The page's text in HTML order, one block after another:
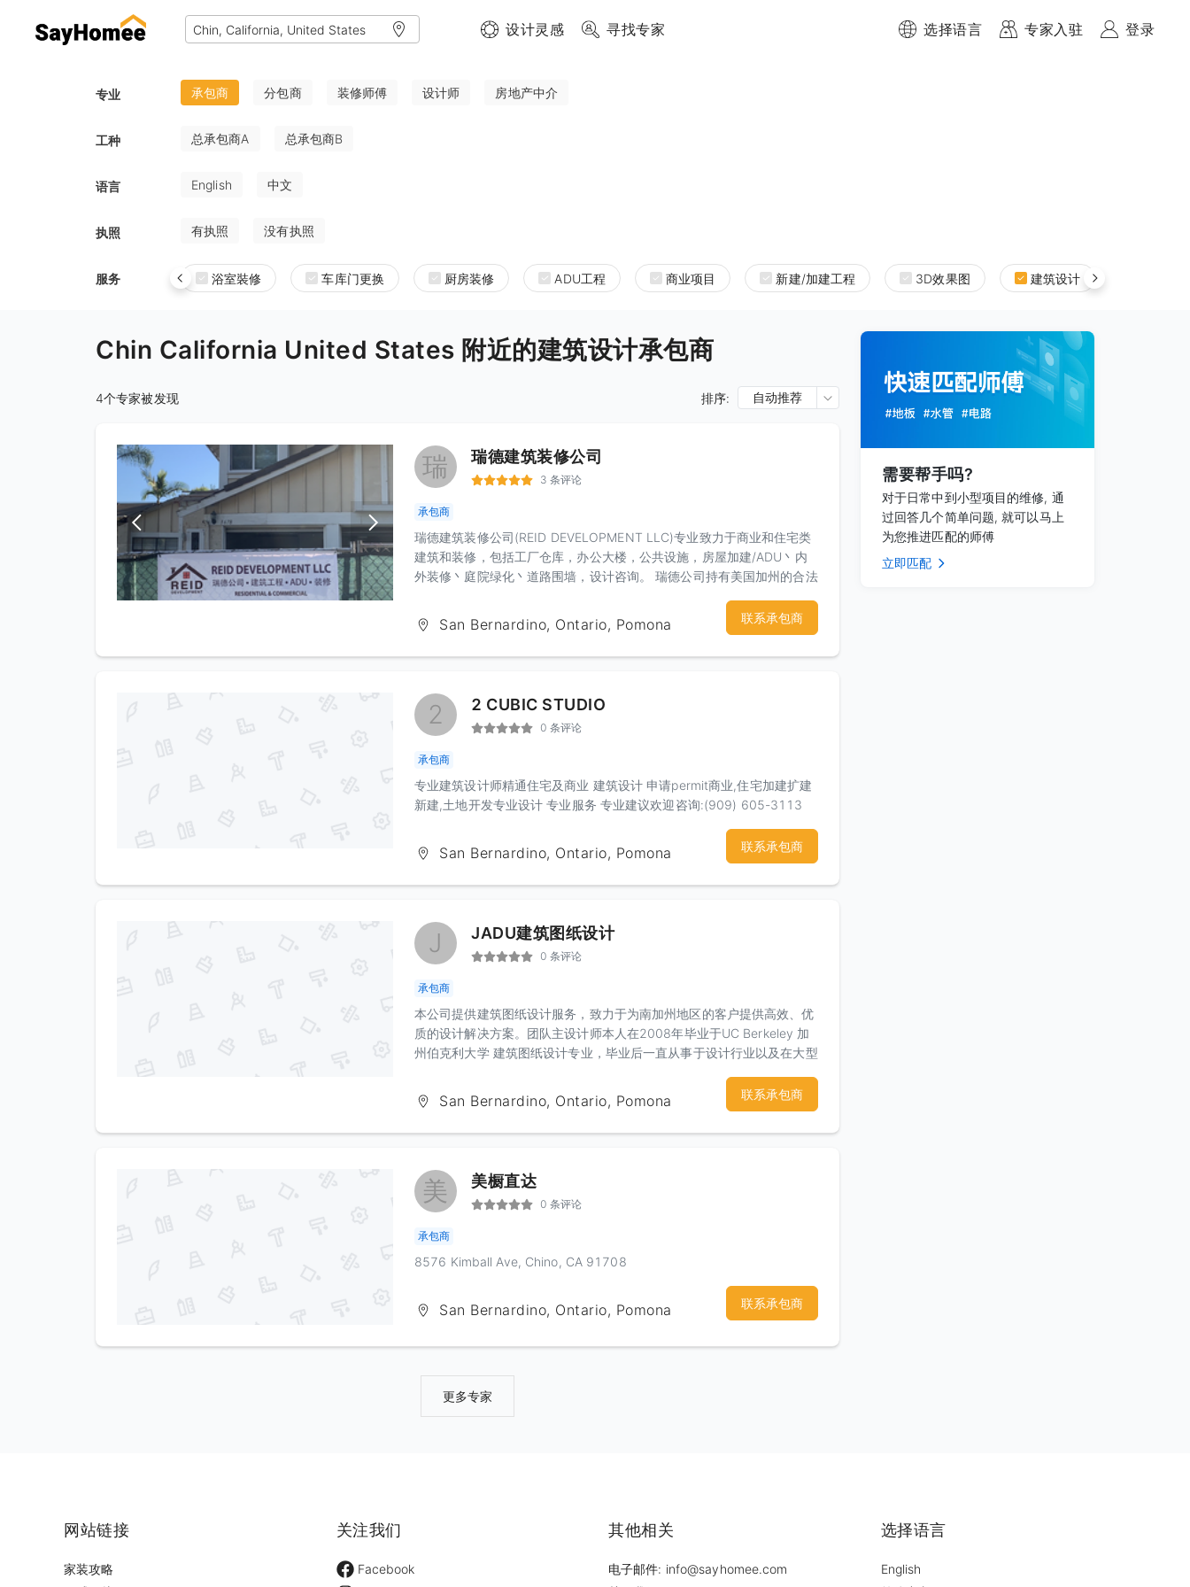
设计灵感 寻找专家 选择语言 专家入驻 登录
专业 承包商 分包商 装修师傅 设计师 房地产中介
工种 总承包商A 总承包商B
语言 English 中文
执照 有执照 没有执照
服务 浴室裝修 车库门更换 厨房装修 ADU工程 商业项目 新建/加建工程 3D效果图 建筑设计
Chin California United States 附近的建筑设计承包商
4个专家被发现 排序: 自动推荐
瑞 瑞德建筑装修公司
3 条评论
承包商
瑞德建筑装修公司(REID DEVELOPMENT LLC)专业致力于商业和住宅类
建筑和装修，包括工厂仓库，办公大楼，公共设施，房屋加建/ADU丶内
外装修丶庭院绿化丶道路围墙，设计咨询。 瑞德公司持有美国加州的合法
www.reiddevelop.com. 我们的房屋建造或装修价格合理公道。 我们与
客户丶设计师丶建筑师紧密合作，保障质量丶工期和预算。 免费估价！
联系人：刘先生 电话：909-900-7668 微信：1260325792
San Bernardino, Ontario, Pomona 联系承包商
2 2 CUBIC STUDIO
0 条评论
承包商
专业建筑设计师精通住宅及商业 建筑设计 申请permit商业,住宅加建扩建
新建,土地开发专业设计 专业服务 专业建议欢迎咨询:(909) 605-3113
San Bernardino, Ontario, Pomona 联系承包商
J JADU建筑图纸设计
0 条评论
承包商
本公司提供建筑图纸设计服务，致力于为南加州地区的客户提供高效、优
质的设计解决方案。团队主设计师本人在2008年毕业于UC Berkeley 加
州伯克利大学 建筑图纸设计专业，毕业后一直从事于设计行业以及在大型
与各市/县政府的图纸审批服务。我们深入了解南加州地区的建筑规范和
审批流程，可以高效地与政府部门进行沟通，并确保图纸能够顺利通过审
批。以下是我们的业务内容：1）新建/加建图纸设计2）ADU/JADU附属
Legalize图纸设计4）土地规划设计图，3D渲染图5）大麻屋/火烧屋修复
图6）结构工程图，Title24能源报告7）MEP工程图：提供机械（暖通空
调）、电气和管路系统的设计图纸我们承诺为客户提供定制绘图服务，并
保证合理的价格！我们乐意利用工作以外的时间和精力，以最短的时间为
话：(909)529-1165
San Bernardino, Ontario, Pomona 联系承包商
美 美橱直达
0 条评论
承包商
8576 Kimball Ave, Chino, CA 91708
San Bernardino, Ontario, Pomona 联系承包商
更多专家
需要帮手吗?
对于日常中到小型项目的维修, 通
过回答几个简单问题, 就可以马上
为您推进匹配的师傅
立即匹配
网站链接
家装攻略
关注我们
Facebook
其他相关
电子邮件: info@sayhomee.com
选择语言
English